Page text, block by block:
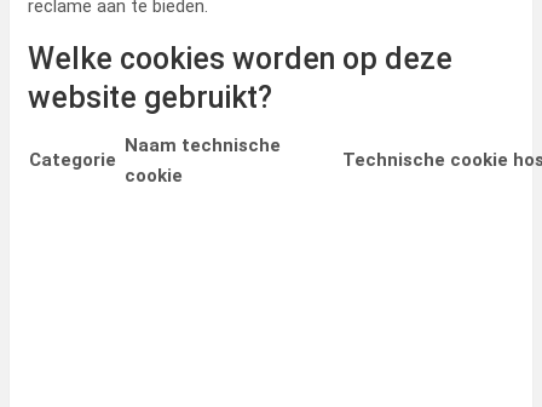
reclame aan te bieden.
Welke cookies worden op deze
website gebruikt?
Categorie
Naam technische
cookie
Technische cookie